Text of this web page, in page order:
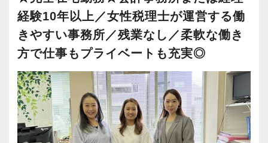
・納得後に選考へ進めます
・入社時期は柔軟に対応
・半年～1年の調整も可能
まずはカジュアル面談からでも歓迎です
「応募する」からお気軽にご連絡ください。
・全席デュアルモニタ完備
＜幅広い経験・成長環境＞
・9割が紹介の安定基盤
・一般企業～医療・学校法人まで対応
・個人～大企業まで幅広く経験可能
・税務顧問＋資産税に関与
経験10年以上／女性税理士が運営する働
きやすい事務所／残業なし／柔軟な働き
方で仕事もプライベートも充実◎